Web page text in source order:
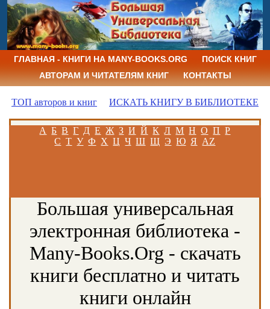
ГЛАВНАЯ - КНИГИ НА MANY-BOOKS.ORG
ПОИСК КНИГ
АВТОРАМ И ЧИТАТЕЛЯМ КНИГ
КОНТАКТЫ
ТОП авторов и книг ИСКАТЬ КНИГУ В БИБЛИОТЕКЕ
А Б В Г Д Е Ж З И Й К Л М Н О П Р
С Т У Ф Х Ц Ч Ш Щ Э Ю Я AZ
Большая универсальная
электронная библиотека -
Many-Books.Org - скачать
книги бесплатно и читать
книги онлайн